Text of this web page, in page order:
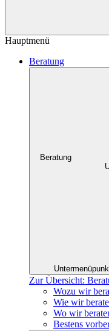
Hauptmenü
Beratung
Beratung
Zur Übersicht:
Wozu wir
Wie wir
Wo wir
Bestens